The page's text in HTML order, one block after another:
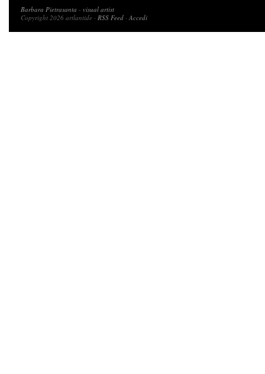
Barbara Pietrasanta - visual artist
Copyright 2026 artlantide · RSS Feed ·Accedi